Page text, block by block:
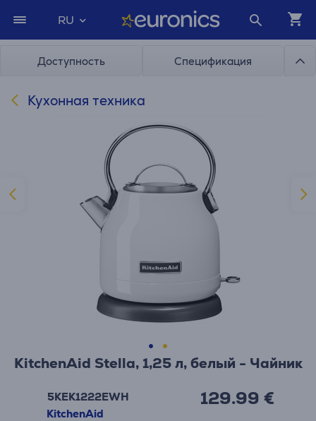
RU
Доступность Спецификация
Кухонная техника
KitchenAid Stella, 1,25 л, белый - Чайник
5KEK1222EWH
KitchenAid
129.99 €